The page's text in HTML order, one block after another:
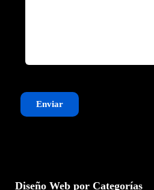
Enviar
Diseño Web por Categorías